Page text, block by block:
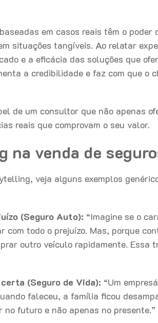
em casos reais têm o poder
situações tangíveis. Ao relatar
e a eficácia das soluções que
a credibilidade e faz com que o
de um consultor que não apenas
reais que comprovam o seu valor.
na venda de
veja alguns exemplos
(Seguro Auto): “Imagine se o
com todo o prejuízo. Mas, porque
outro veículo rapidamente. Essa
(Seguro de Vida): “Um
faleceu, a família ficou
futuro e não apenas no presente.”